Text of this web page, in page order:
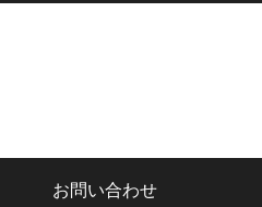
お問い合わせ